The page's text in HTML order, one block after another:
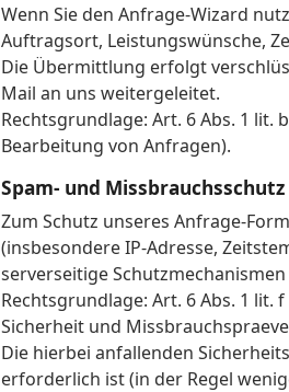
Wenn Sie den Anfrage-Wizard
Auftragsort, Leistungswünsche,
Die Übermittlung erfolgt
Mail an uns weitergeleitet.
Rechtsgrundlage: Art. 6 Abs. 1 lit.
Bearbeitung von Anfragen).
Spam- und Missbrauchsschutz
Zum Schutz unseres Anfrage-
(insbesondere IP-Adresse,
serverseitige
Rechtsgrundlage: Art. 6 Abs. 1 lit.
Sicherheit und
Die hierbei anfallenden
erforderlich ist (in der Regel